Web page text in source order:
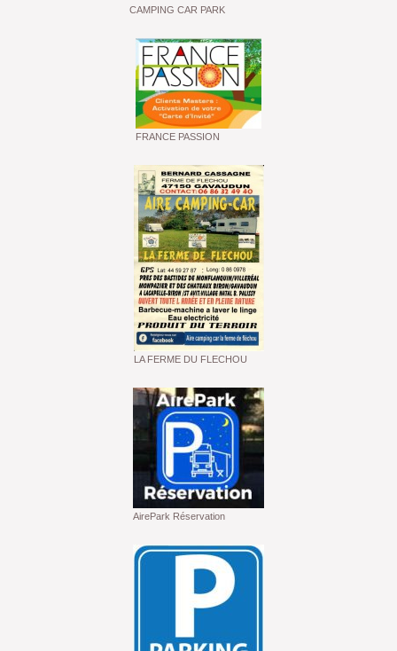
CAMPING CAR PARK
FRANCE PASSION
LA FERME DU FLECHOU
AirePark Réservation